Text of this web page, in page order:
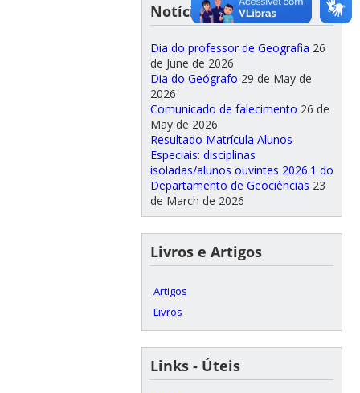
Notícias
Dia do professor de Geografia 26
de June de 2026
Dia do Geógrafo 29 de May de
2026
Comunicado de falecimento 26 de
May de 2026
Resultado Matrícula Alunos
Especiais: disciplinas
isoladas/alunos ouvintes 2026.1 do
Departamento de Geociências 23
de March de 2026
Livros e Artigos
Artigos
Livros
Links - Úteis